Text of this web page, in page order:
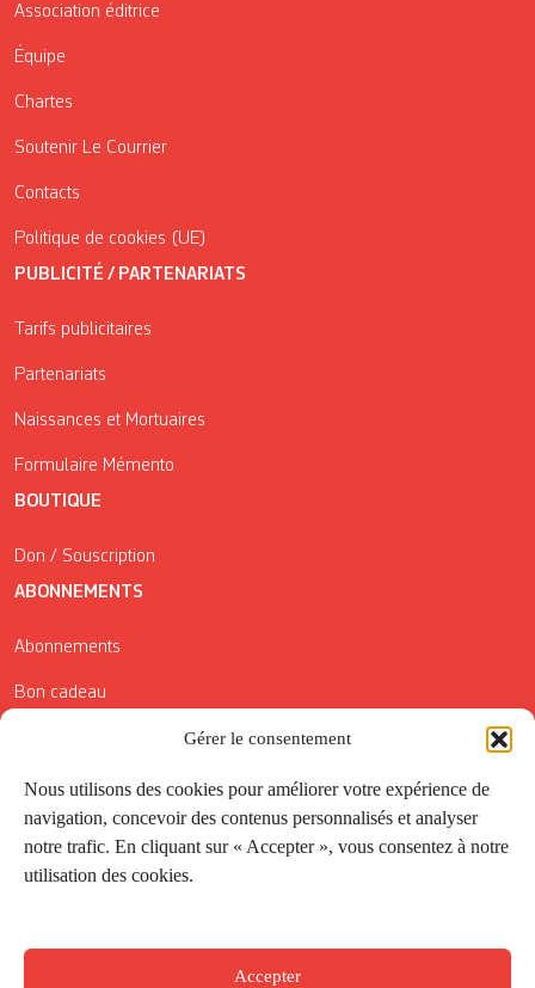
Gérer le consentement
Nous utilisons des cookies pour améliorer votre expérience de
navigation, concevoir des contenus personnalisés et analyser
notre trafic. En cliquant sur « Accepter », vous consentez à notre
utilisation des cookies.
Accepter
Association éditrice
Équipe
Chartes
Soutenir Le Courrier
Contacts
Politique de cookies (UE)
PUBLICITÉ / PARTENARIATS
Tarifs publicitaires
Partenariats
Naissances et Mortuaires
Formulaire Mémento
BOUTIQUE
Don / Souscription
ABONNEMENTS
Abonnements
Bon cadeau
Conditions générales de vente
Réductions de la Carte Côté Courrier
Application